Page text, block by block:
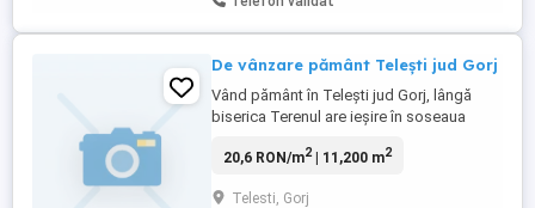
De vânzare pământ Telești jud Gorj
Vând pământ în Telești jud Gorj, lângă
biserica Terenul are ieșire în soseaua
20,6 RON/m2| 11,200 m2
Telesti, Gorj